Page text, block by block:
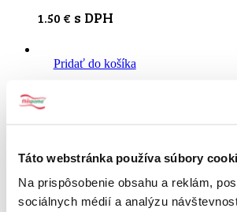
Táto webstránka používa súbory
Na prispôsobenie obsahu a reklám,
sociálnych médií a analýzu
1.50 € s DPH
Pridať do košíka
Ryby pečené 65g
s DPH
Pridať do košíka